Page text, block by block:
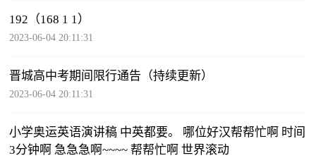
192（168 1 1）
2023-06-04 20:11:31
晋城高中考期间限行通告（持续更新）
2023-06-04 20:11:31
小学奥运英语演讲稿 中英都要。 哪位好汉帮帮忙啊 时间
3分钟啊 急急急啊~~~~ 帮帮忙啊 世界滚动